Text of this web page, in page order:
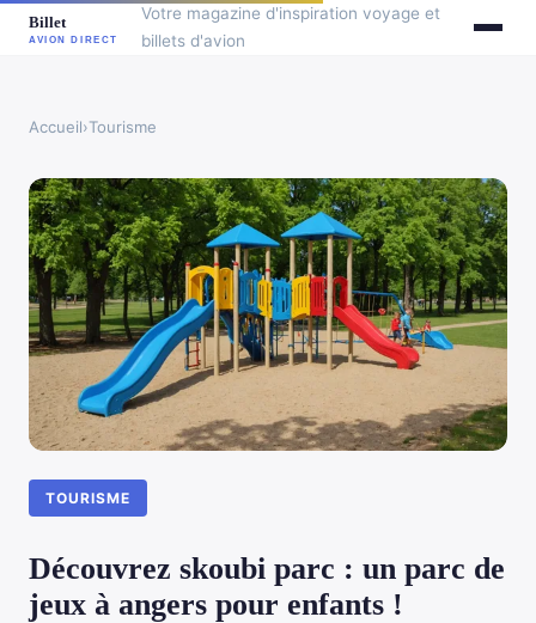
Votre magazine d'inspiration voyage et
billets d'avion
Accueil›Tourisme
TOURISME
Découvrez skoubi parc : un parc de
jeux à angers pour enfants !